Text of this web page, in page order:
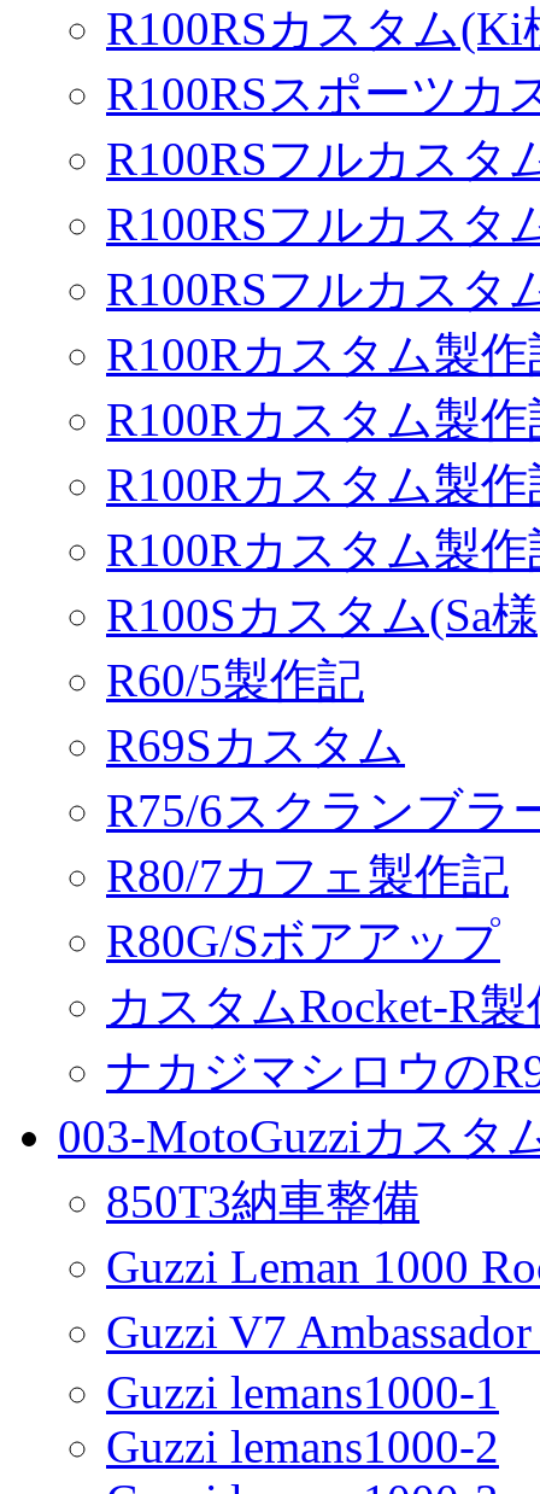
R100RSカスタム(Ki
R100RSスポーツカ
R100RSフルカスタ
R100RSフルカスタ
R100RSフルカスタ
R100Rカスタム製作
R100Rカスタム製作
R100Rカスタム製作
R100Rカスタム製
R100Sカスタム(Sa
R60/5製作記
R69Sカスタム
R75/6スクランブラ
R80/7カフェ製作記
R80G/Sボアアップ
カスタムRocket-R
ナカジマシロウの
003-MotoGuzziカスタ
850T3納車整備
Guzzi Leman 1000
Guzzi V7
Guzzi lemans1000-1
Guzzi lemans1000-2